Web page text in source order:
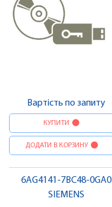
Вартість по запиту
КУПИТИ
ДОДАТИ В КОРЗИНУ
6AG4141-7BC48-0GA0
SIEMENS